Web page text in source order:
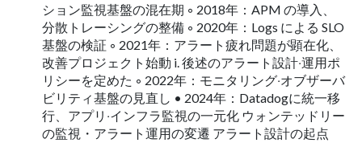
ション監視基盤の混在期 ◦ 2018年：APM の導⼊、
分散トレーシングの整備 ◦ 2020年：Logs による SLO
基盤の検証 ◦ 2021年：アラート疲れ問題が顕在化、
改善プロジェクト始動 i. 後述のアラート設計‧運⽤ポ
リシーを定めた ◦ 2022年：モニタリング‧オブザーバ
ビリティ基盤の⾒直し • 2024年：Datadogに統⼀移
⾏、アプリ‧インフラ監視の⼀元化 ウォンテッドリー
の監視・アラート運用の変遷 アラート設計の起点